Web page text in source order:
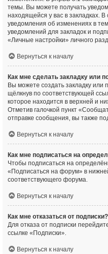
темы. Вы можете получать
находящейся у вас в закладках.
уведомления об изменениях в
уведомлений для закладок и
«Личные настройки» личного
Вернуться к началу
Как мне сделать закладку или
Вы можете создать закладку или
щёлкнув по соответствующей
которое находится в верхней и
Отметив галочкой пункт
отправке сообщения, вы также
Вернуться к началу
Как мне подписаться на
Чтобы подписаться на
«Подписаться на форум» в
соответствующего форума.
Вернуться к началу
Как мне отказаться от подписки?
Для отказа от подписки
ссылке «Подписки».
Вернуться к началу